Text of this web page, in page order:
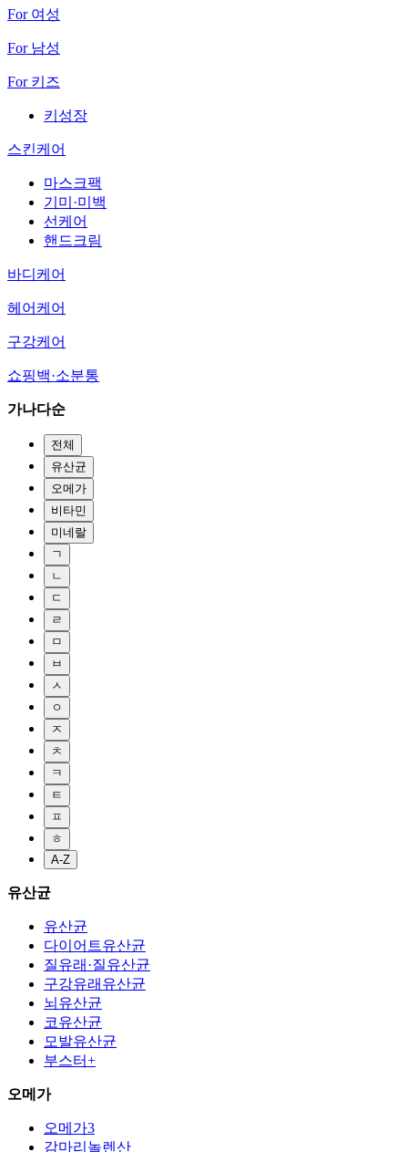
For 여성
For 남성
For 키즈
키성장
스킨케어
마스크팩
기미·미백
선케어
핸드크림
바디케어
헤어케어
구강케어
쇼핑백·소분통
가나다순
전체
유산균
오메가
비타민
미네랄
ㄱ
ㄴ
ㄷ
ㄹ
ㅁ
ㅂ
ㅅ
ㅇ
ㅈ
ㅊ
ㅋ
ㅌ
ㅍ
ㅎ
A-Z
유산균
유산균
다이어트유산균
질유래·질유산균
구강유래유산균
뇌유산균
코유산균
모발유산균
부스터+
오메가
오메가3
감마리놀렌산